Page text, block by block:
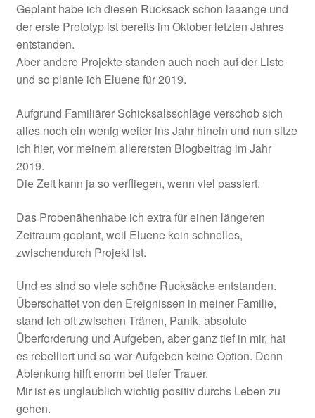
Geplant habe ich diesen Rucksack schon laaange und
der erste Prototyp ist bereits im Oktober letzten Jahres
entstanden.
Aber andere Projekte standen auch noch auf der Liste
und so plante ich Eluene für 2019.
Aufgrund Familiärer Schicksalsschläge verschob sich
alles noch ein wenig weiter ins Jahr hinein und nun sitze
ich hier, vor meinem allerersten Blogbeitrag im Jahr
2019.
Die Zeit kann ja so verfliegen, wenn viel passiert.
Das Probenähenhabe ich extra für einen längeren
Zeitraum geplant, weil Eluene kein schnelles,
zwischendurch Projekt ist.
Und es sind so viele schöne Rucksäcke entstanden.
Überschattet von den Ereignissen in meiner Familie,
stand ich oft zwischen Tränen, Panik, absolute
Überforderung und Aufgeben, aber ganz tief in mir, hat
es rebelliert und so war Aufgeben keine Option. Denn
Ablenkung hilft enorm bei tiefer Trauer.
Mir ist es unglaublich wichtig positiv durchs Leben zu
gehen.